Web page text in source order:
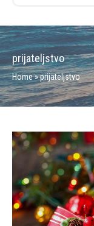
prijateljstvo
Home»prijateljstvo